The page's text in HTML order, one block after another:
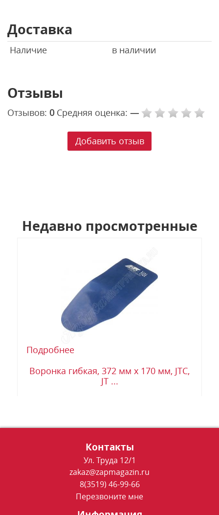
Доставка
Наличие в наличии
Отзывы
Отзывов: 0 Средняя оценка: —
Добавить отзыв
Недавно просмотренные
Подробнее
Воронка гибкая, 372 мм х 170 мм, JTC,
JT ...
Контакты
Ул. Труда 12/1
zakaz@zapmagazin.ru
8(3519) 46-99-66
Перезвоните мне